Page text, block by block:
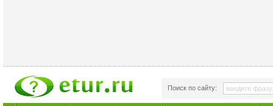
Поиск по сайту: